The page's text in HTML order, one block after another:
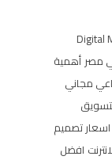
Digital
مصر أهمية
مجاني
اسعار تصميم
افضل